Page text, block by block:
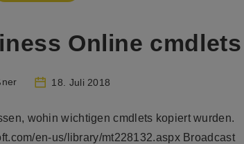
Online cmdlets
18. Juli 2018
wohin wichtigen cmdlets kopiert wurden.
en-us/library/mt228132.aspx Broadcast